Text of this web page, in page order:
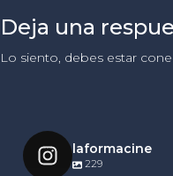
Deja una
Lo siento, debes estar
laformacine
229